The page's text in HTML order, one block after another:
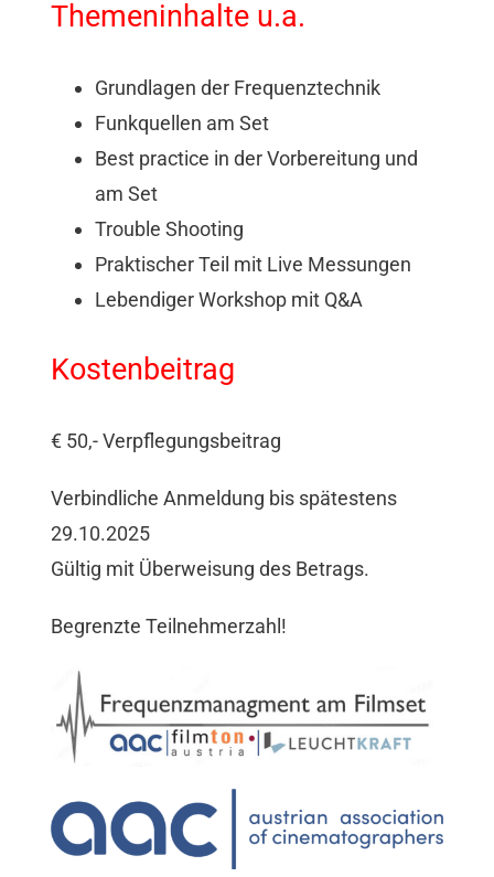
Themeninhalte u.a.
Grundlagen der Frequenztechnik
Funkquellen am Set
Best practice in der Vorbereitung und
am Set
Trouble Shooting
Praktischer Teil mit Live Messungen
Lebendiger Workshop mit Q&A
Kostenbeitrag
€ 50,- Verpflegungsbeitrag
Verbindliche Anmeldung bis spätestens
29.10.2025
Gültig mit Überweisung des Betrags.
Begrenzte Teilnehmerzahl!